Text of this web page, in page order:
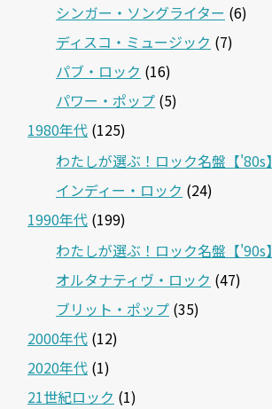
シンガー・ソングライター (6)
ディスコ・ミュージック (7)
パブ・ロック (16)
パワー・ポップ (5)
1980年代 (125)
わたしが選ぶ！ロック名盤【'80s】
インディー・ロック (24)
1990年代 (199)
わたしが選ぶ！ロック名盤【'90s】
オルタナティヴ・ロック (47)
ブリット・ポップ (35)
2000年代 (12)
2020年代 (1)
21世紀ロック (1)